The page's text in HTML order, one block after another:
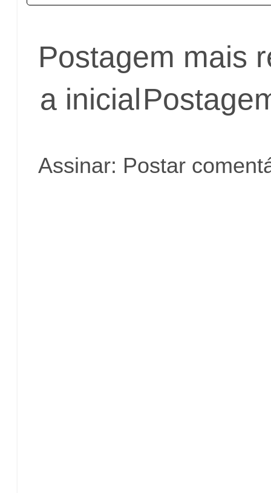
Postagem mais
a inicial
Assinar: Postar